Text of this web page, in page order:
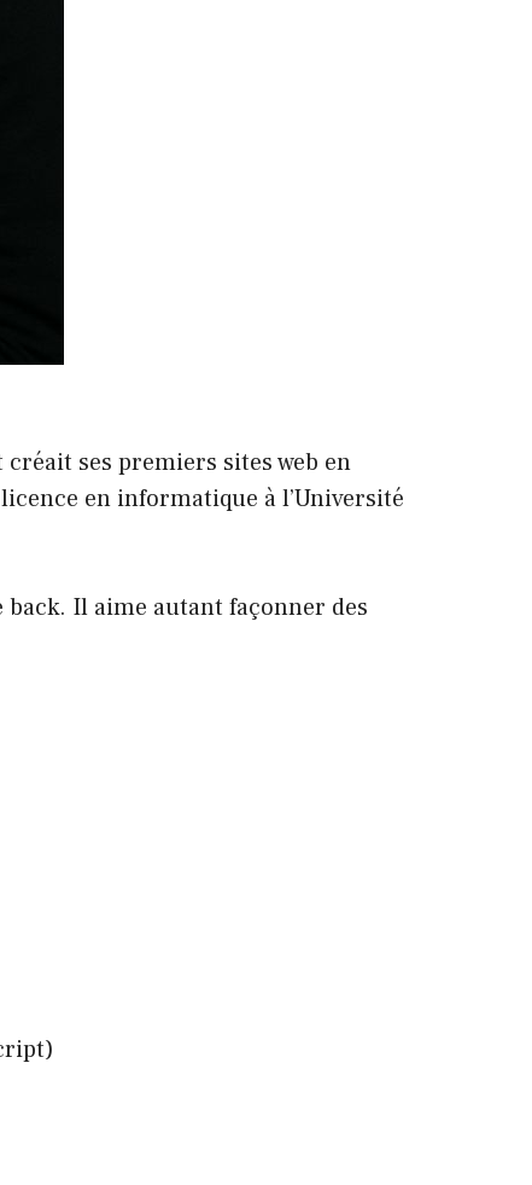
ses premiers sites web en
en informatique à l’Université
Il aime autant façonner des